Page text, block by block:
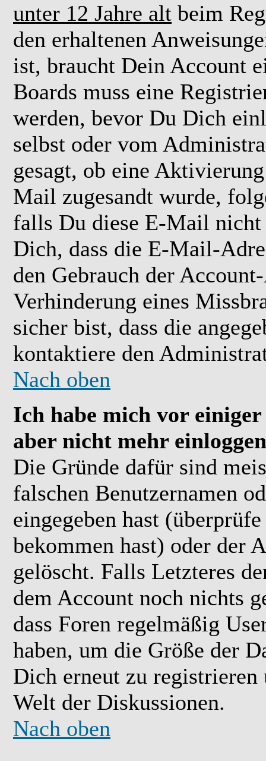
unter 12 Jahre alt beim
den erhaltenen
ist, braucht Dein Account
Boards muss eine
werden, bevor Du Dich
selbst oder vom
gesagt, ob eine
Mail zugesandt wurde,
falls Du diese E-Mail nicht
Dich, dass die E-Mail-
den Gebrauch der
Verhinderung eines
sicher bist, dass die
kontaktiere den
Nach oben
Ich habe mich vor
aber nicht mehr
Die Gründe dafür sind
falschen Benutzernamen
eingegeben hast
bekommen hast) oder der
gelöscht. Falls Letzteres
dem Account noch nichts
dass Foren regelmäßig
haben, um die Größe der
Dich erneut zu
Welt der Diskussionen.
Nach oben